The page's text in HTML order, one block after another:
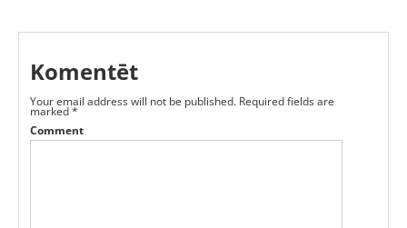
Komentēt
Your email address will not be published. Required fields are
marked*
Comment